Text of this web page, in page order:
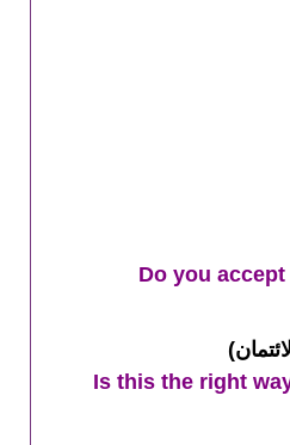
…. Is this the right